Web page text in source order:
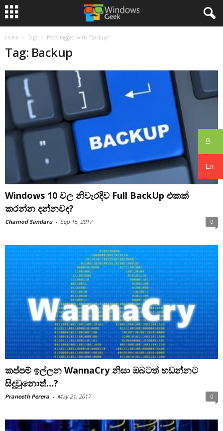
සිං
En
Home Tags Posts tagged with "Backup"
Tag: Backup
Windows 10 වල නිවැරදිව Full BackUp එකක්
කරන්න දන්නවද?
Chamod Sandaru - Sep 15, 2017 0
කප්පම් ඉල්ලන WannaCry නිසා ඔබටත් හඬන්නට
සිදුවුනොත්…?
Praneeth Perera - May 21, 2017 0